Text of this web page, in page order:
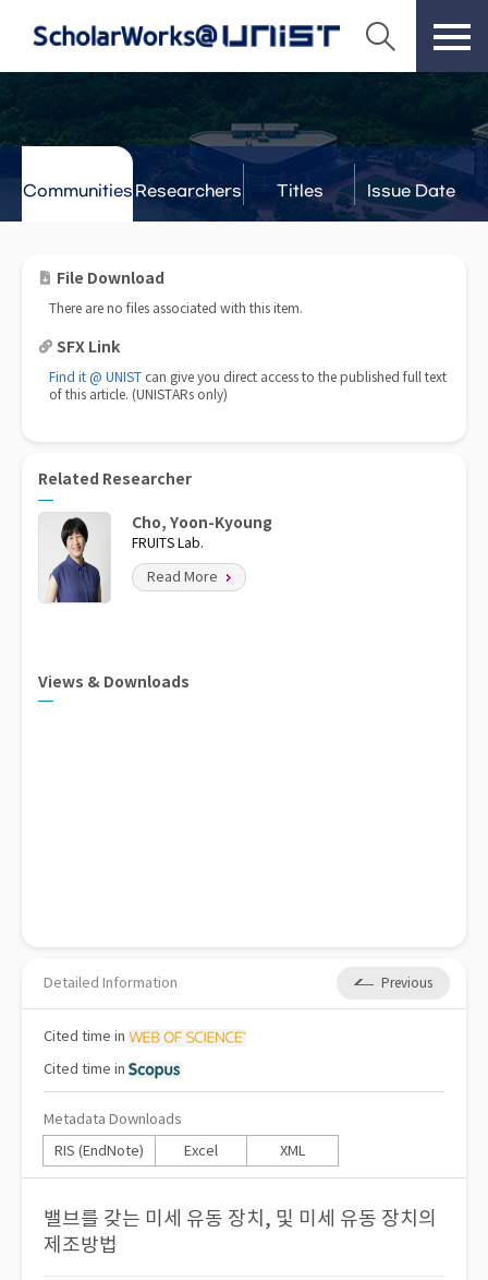
Communities Researchers Titles Issue Date
File Download
There are no files associated with this item.
SFX Link
Find it @ UNIST can give you direct access to the published full text
of this article. (UNISTARs only)
Related Researcher
Cho, Yoon-Kyoung
FRUITS Lab.
Read More
Views & Downloads
Detailed Information Previous
Cited time in
Cited time in
Metadata Downloads
RIS (EndNote)
Excel XML
밸브를 갖는 미세 유동 장치, 및 미세 유동 장치의
제조방법